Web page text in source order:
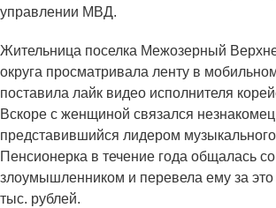
управлении МВД.
Жительница поселка Межозерный
округа просматривала ленту в
поставила лайк видео исполнителя
Вскоре с женщиной связался
представившийся лидером музыкального
Пенсионерка в течение года общалась со
злоумышленником и перевела ему за
тыс. рублей.